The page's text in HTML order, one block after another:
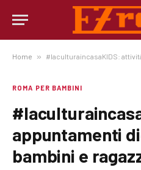
Home » #laculturaincasaKIDS: attività e
ROMA PER BAMBINI
appuntamenti
bambini e